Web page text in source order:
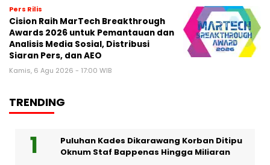
Pers Rilis
Cision Raih MarTech Breakthrough
Awards 2026 untuk Pemantauan dan
Analisis Media Sosial, Distribusi
Siaran Pers, dan AEO
Kamis, 6 Agu 2026 - 17:00 WIB
TRENDING
Puluhan Kades Dikarawang Korban Ditipu
Oknum Staf Bappenas Hingga Miliaran